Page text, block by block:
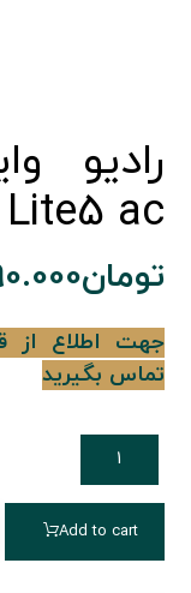
رادیو
Lite5 ac
تومان
جهت اطلاع
تماس بگیرید
Add to cart